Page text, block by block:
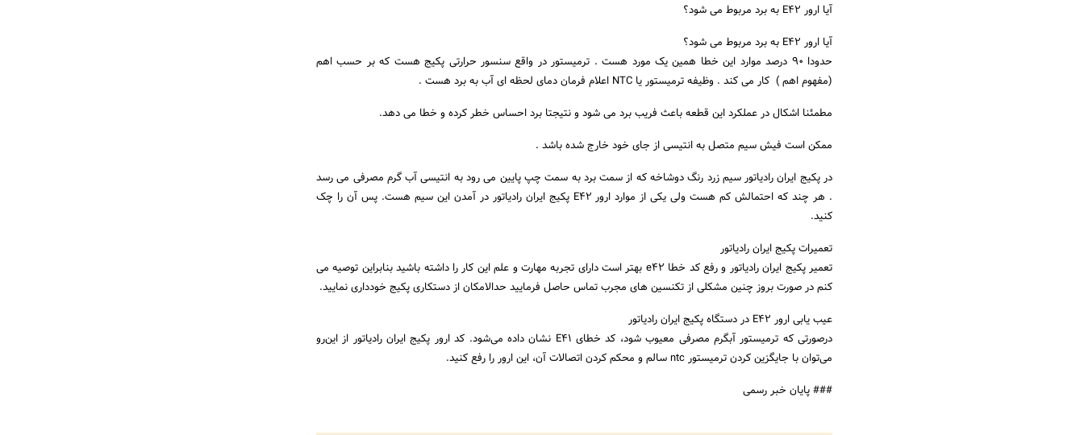
آیا ارور E42 به برد مربوط می شود؟
آیا ارور E42 به برد مربوط می شود؟
حدودا 90 درصد موارد این خطا همین یک مورد هست . ترمیستور در واقع سنسور حرارتی پکیج هست که بر حسب اهم
(مفهوم اهم ) کار می کند . وظیفه ترمیستور یا NTC اعلام فرمان دمای لحظه ای آب به برد هست .
مطمئنا اشکال در عملکرد این قطعه باعث فریب برد می شود و نتیجتا برد احساس خطر کرده و خطا می دهد.
ممکن است فیش سیم متصل به انتیسی از جای خود خارج شده باشد .
در پکیج ایران رادیاتور سیم زرد رنگ دوشاخه که از سمت برد به سمت چپ پایین می رود به انتیسی آب گرم مصرفی می رسد
. هر چند که احتمالش کم هست ولی یکی از موارد ارور E42 پکیج ایران رادیاتور در آمدن این سیم هست. پس آن را چک
کنید.
تعمیرات پکیج ایران رادیاتور
تعمیر پکیج ایران رادیاتور و رفع کد خطا e42 بهتر است دارای تجربه مهارت و علم این کار را داشته باشید بنابراین توصیه می
کنم در صورت بروز چنین مشکلی از تکنسین های مجرب تماس حاصل فرمایید حدالامکان از دستکاری پکیج خودداری نمایید.
عیب یابی ارور E42 در دستگاه پکیج ایران رادیاتور
درصورتی که ترمیستور آبگرم مصرفی معیوب شود، کد خطای E41 نشان داده می‌شود. کد ارور پکیج ایران رادیاتور از این‌رو
می‌توان با جایگزین کردن ترمیستور ntc سالم و محکم کردن اتصالات آن، این ارور را رفع کنید.
### پایان خبر رسمی